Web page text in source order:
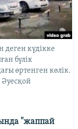
деген күдікке
бүлік
өртенген көлік.
"жаппай